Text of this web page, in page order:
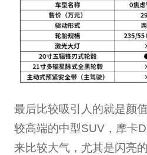
最后比较吸引人的就是颜
较高端的中型SUV，摩卡
来比较大气，尤其是闪亮